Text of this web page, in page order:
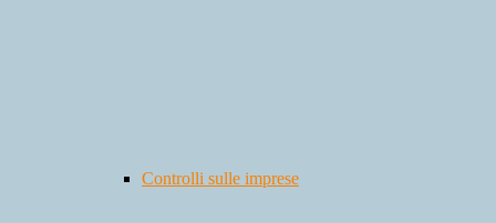
Controlli sulle imprese